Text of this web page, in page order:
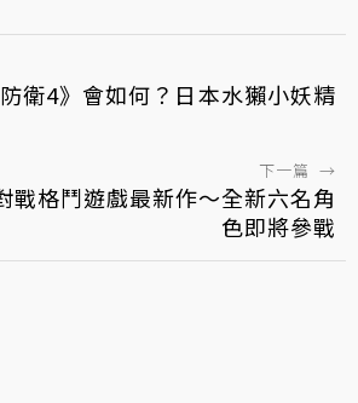
衛4》會如何？日本水獺小妖精
下一篇 →
戰格鬥遊戲最新作～全新六名角
色即將參戰